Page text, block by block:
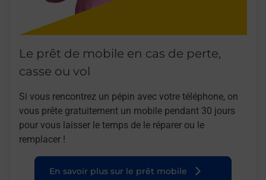
Le prêt de mobile en cas de perte,
casse ou vol
Si vous rencontrez un pépin avec votre téléphone, on
vous prête gratuitement un mobile pendant 30 jours
pour vous laisser le temps de le réparer ou le
remplacer !
En savoir plus sur le prêt mobile